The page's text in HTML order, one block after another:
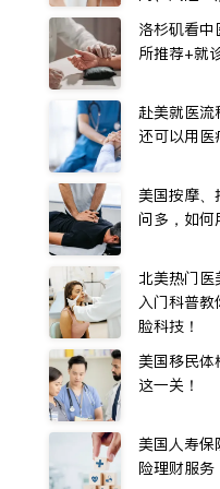
洛杉矶看
所推荐+就
赴美就医流
还可以用医
美国按摩、
问多，如何
北美热门医
入门科普
脸科技！
美国移民体
这一关！
美国人寿保
险理财服务